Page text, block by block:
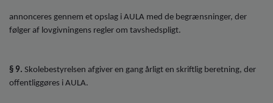
annonceres gennem et opslag i AULA med de begrænsninger, der
følger af lovgivningens regler om tavshedspligt.
§ 9. Skolebestyrelsen afgiver en gang årligt en skriftlig beretning, der
offentliggøres i AULA.